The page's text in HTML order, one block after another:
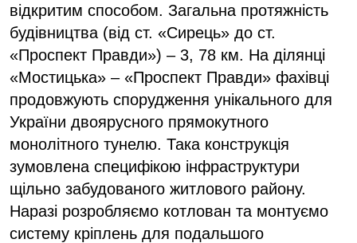
відкритим способом. Загальна протяжність
будівництва (від ст. «Сирець» до ст.
«Проспект Правди») – 3, 78 км. На ділянці
«Мостицька» – «Проспект Правди» фахівці
продовжують спорудження унікального для
України двоярусного прямокутного
монолітного тунелю. Така конструкція
зумовлена специфікою інфраструктури
щільно забудованого житлового району.
Наразі розробляємо котлован та монтуємо
систему кріплень для подальшого